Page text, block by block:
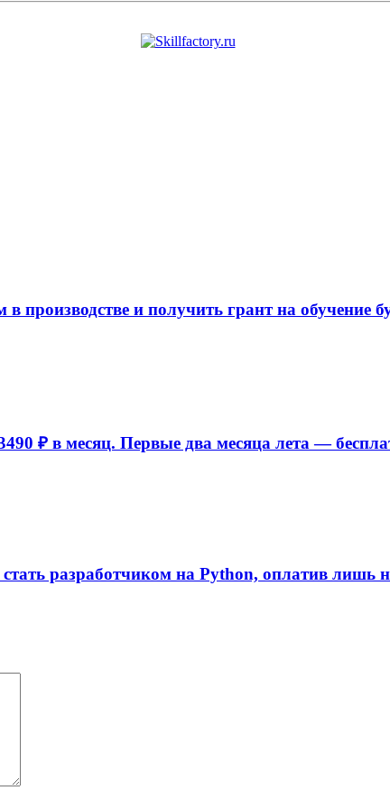
производстве и получить грант на обучение
₽ в месяц. Первые два месяца лета —
разработчиком на Python, оплатив лишь